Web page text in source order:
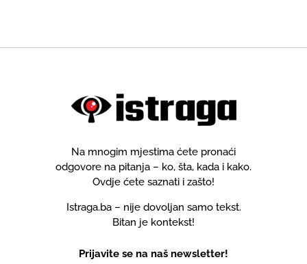
Na mnogim mjestima ćete pronaći
odgovore na pitanja – ko, šta, kada i kako.
Ovdje ćete saznati i zašto!
Istraga.ba – nije dovoljan samo tekst.
Bitan je kontekst!
Prijavite se na naš newsletter!